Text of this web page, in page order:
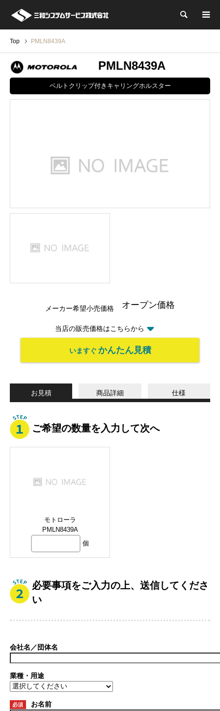
検索
Top PMLN8439A
PMLN8439A
ベルトクリップ付きキャリングホルスター
メーカー希望小売価格 オープン価格
当店の販売価格はこちらから
いますぐ かんたん見積
お見積 商品詳細 仕様
ご希望の数量を入力して次へ
モトローラ
PMLN8439A
個
必要事項をご入力の上、送信してくださ
い
会社名／団体名
業種・用途
必須 お名前